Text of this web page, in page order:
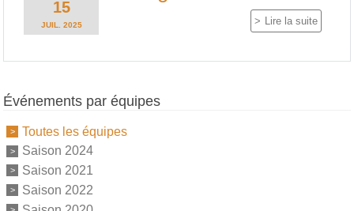
15
JUIL. 2025 Lire la suite
Événements par équipes
Toutes les équipes
Saison 2024
Saison 2021
Saison 2022